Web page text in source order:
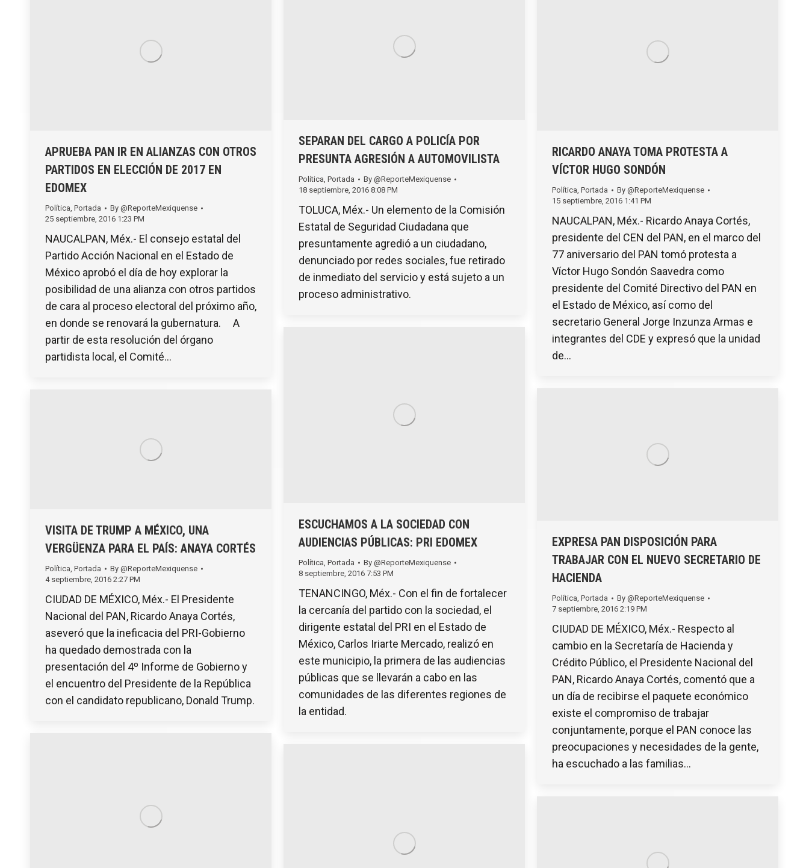
APRUEBA PAN IR EN ALIANZAS CON OTROS
PARTIDOS EN ELECCIÓN DE 2017 EN
EDOMEX
Política, Portada By @ReporteMexiquense
25 septiembre, 2016 1:23 PM
NAUCALPAN, Méx.- El consejo estatal del
Partido Acción Nacional en el Estado de
México aprobó el día de hoy explorar la
posibilidad de una alianza con otros partidos
de cara al proceso electoral del próximo año,
en donde se renovará la gubernatura. A
partir de esta resolución del órgano
partidista local, el Comité…
SEPARAN DEL CARGO A POLICÍA POR
PRESUNTA AGRESIÓN A AUTOMOVILISTA
Política Portada By @ReporteMexiquense
18 septiembre, 2016 8:08 PM
TOLUCA, Méx.- Un elemento de la Comisión
Estatal de Seguridad Ciudadana que
presuntamente agredió a un ciudadano,
denunciado por redes sociales, fue retirado
de inmediato del servicio y está sujeto a un
proceso administrativo.
RICARDO ANAYA TOMA PROTESTA A
VÍCTOR HUGO SONDÓN
Política Portada By @ReporteMexiquense
15 septiembre, 2016 1:41 PM
NAUCALPAN, Méx.- Ricardo Anaya Cortés,
presidente del CEN del PAN, en el marco del
77 aniversario del PAN tomó protesta a
Víctor Hugo Sondón Saavedra como
presidente del Comité Directivo del PAN en
el Estado de México, así como del
secretario General Jorge Inzunza Armas e
integrantes del CDE y expresó que la unidad
de…
ESCUCHAMOS A LA SOCIEDAD CON
AUDIENCIAS PÚBLICAS: PRI EDOMEX
Política Portada By @ReporteMexiquense
8 septiembre, 2016 7:53 PM
TENANCINGO, Méx.- Con el fin de fortalecer
la cercanía del partido con la sociedad, el
dirigente estatal del PRI en el Estado de
México, Carlos Iriarte Mercado, realizó en
este municipio, la primera de las audiencias
públicas que se llevarán a cabo en las
comunidades de las diferentes regiones de
la entidad.
EXPRESA PAN DISPOSICIÓN PARA
TRABAJAR CON EL NUEVO SECRETARIO DE
HACIENDA
Política Portada By @ReporteMexiquense
7 septiembre, 2016 2:19 PM
CIUDAD DE MÉXICO, Méx.- Respecto al
cambio en la Secretaría de Hacienda y
Crédito Público, el Presidente Nacional del
PAN, Ricardo Anaya Cortés, comentó que a
un día de recibirse el paquete económico
existe el compromiso de trabajar
conjuntamente, porque el PAN conoce las
preocupaciones y necesidades de la gente,
ha escuchado a las familias…
VISITA DE TRUMP A MÉXICO, UNA
VERGÜENZA PARA EL PAÍS: ANAYA CORTÉS
Política Portada By @ReporteMexiquense
4 septiembre, 2016 2:27 PM
CIUDAD DE MÉXICO, Méx.- El Presidente
Nacional del PAN, Ricardo Anaya Cortés,
aseveró que la ineficacia del PRI-Gobierno
ha quedado demostrada con la
presentación del 4º Informe de Gobierno y
el encuentro del Presidente de la República
con el candidato republicano, Donald Trump.